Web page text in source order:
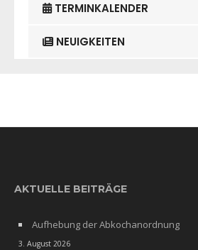
TERMINKALENDER
NEUIGKEITEN
AKTUELLE BEITRÄGE
Aufhebung der Abkochanordnung
3. August 2026